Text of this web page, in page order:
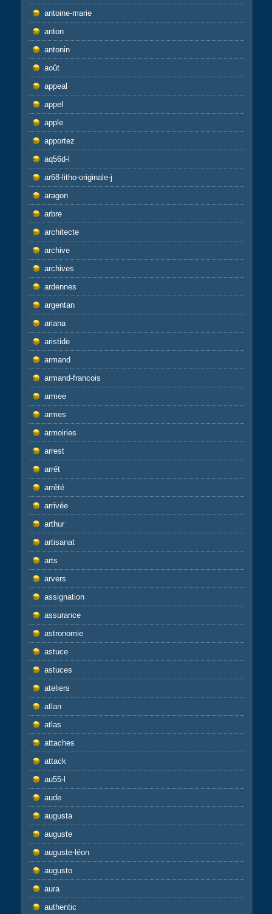
antoine-marie
anton
antonin
août
appeal
appel
apple
apportez
aq56d-l
ar68-litho-originale-j
aragon
arbre
architecte
archive
archives
ardennes
argentan
ariana
aristide
armand
armand-francois
armee
armes
armoiries
arrest
arrêt
arrêté
arrivée
arthur
artisanat
arts
arvers
assignation
assurance
astronomie
astuce
astuces
ateliers
atlan
atlas
attaches
attack
au55-l
aude
augusta
auguste
auguste-léon
augusto
aura
authentic